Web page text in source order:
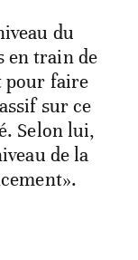
du
en train de
pour faire
sur ce
Selon lui,
de la